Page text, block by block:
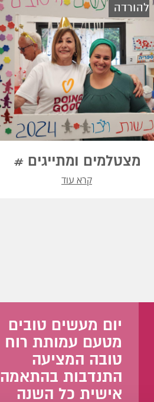
להורדה
מצטלמים ומתייגים #
קרא עוד
יום מעשים טובים
מטעם עמותת רוח
טובה המציעה
התנדבות בהתאמה
אישית כל השנה